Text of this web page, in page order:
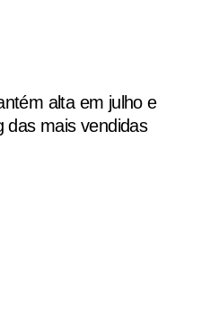
alta em julho e
das mais vendidas